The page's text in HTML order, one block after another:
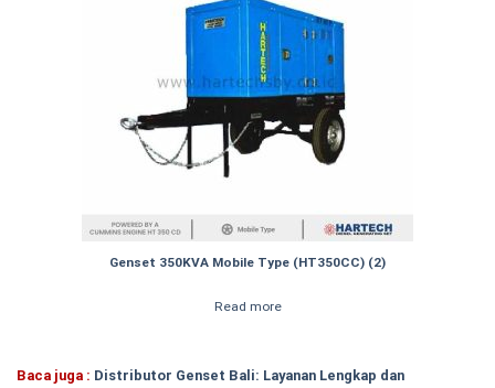
Genset 350KVA Mobile Type (HT350CC) (2)
Read more
Baca juga : Distributor Genset Bali: Layanan Lengkap dan